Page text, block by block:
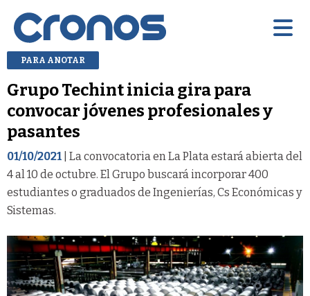
PARA ANOTAR
Grupo Techint inicia gira para
convocar jóvenes profesionales y
pasantes
01/10/2021 | La convocatoria en La Plata estará abierta del
4 al 10 de octubre. El Grupo buscará incorporar 400
estudiantes o graduados de Ingenierías, Cs Económicas y
Sistemas.